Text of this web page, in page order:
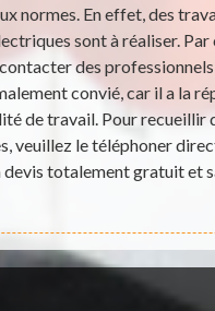
normes. En effet, des
sont à réaliser. Par
des
convié, car il a la
de travail. Pour recueillir
veuillez le téléphoner
devis totalement gratuit et